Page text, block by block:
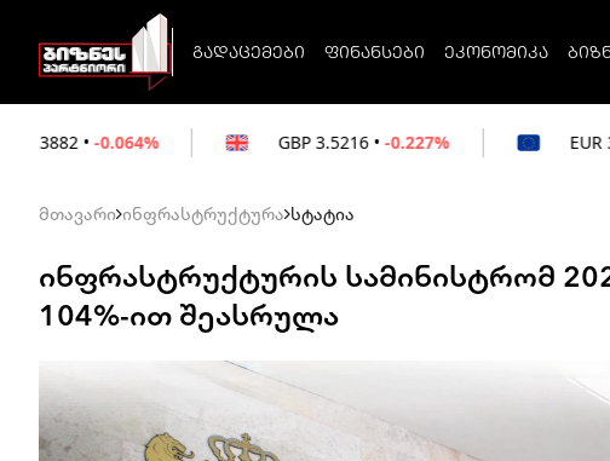
გადაცემები ფინანსები ეკონომიკა
GBP • -0.227% EUR • -0.172%
მთავარი ინფრასტრუქტურა სტატია
ინფრასტრუქტურის სამინისტრომ
104%-ით შეასრულა